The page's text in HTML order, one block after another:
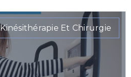
Kinésithérapie Et Chirurgie